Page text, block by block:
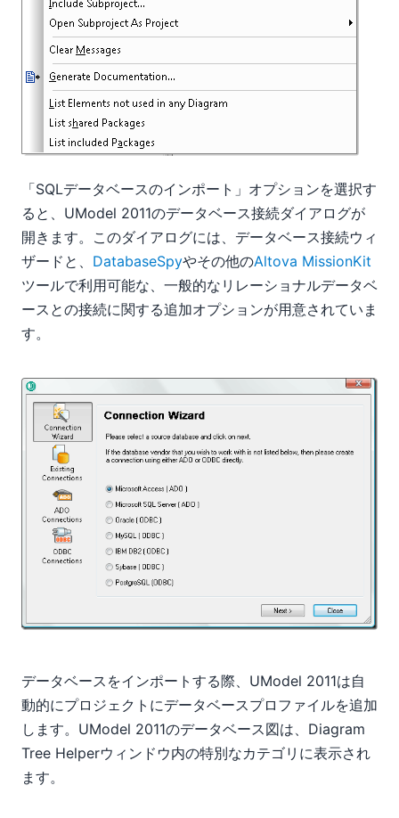
「SQLデータベースのインポート」オプションを選択す
ると、UModel 2011のデータベース接続ダイアログが
開きます。このダイアログには、データベース接続ウィ
ザードと、 DatabaseSpyやその他のAltova MissionKit
ツールで利用可能な、一般的なリレーショナルデータベ
ースとの接続に関する追加オプションが用意されていま
す。
データベースをインポートする際、UModel 2011は自
動的にプロジェクトにデータベースプロファイルを追加
します。UModel 2011のデータベース図は、Diagram
Tree Helperウィンドウ内の特別なカテゴリに表示され
ます。